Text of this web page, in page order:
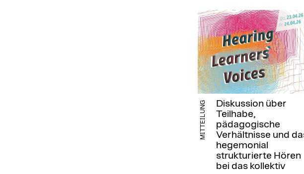
MITTEILUNG
Diskussion über
Teilhabe,
pädagogische
Verhältnisse und
hegemonial
strukturierte Hören
bei das kollektiv